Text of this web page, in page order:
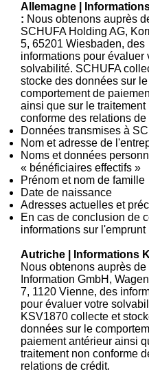
Allemagne |
: Nous obtenons auprès
SCHUFA Holding AG,
5, 65201 Wiesbaden, des
informations pour évaluer
solvabilité. SCHUFA
stocke des données sur le
comportement de
ainsi que sur le traitement
conforme des relations de
Données transmises à
Nom et adresse de
Noms et données
« bénéficiaires effectifs »
Prénom et nom de famille
Date de naissance
Adresses actuelles et
En cas de conclusion de
informations sur l'emprunt
Autriche | Informations
Nous obtenons auprès
Information GmbH,
7, 1120 Vienne, des
pour évaluer votre
KSV1870 collecte et
données sur le
paiement antérieur ainsi
traitement non conforme
relations de crédit.